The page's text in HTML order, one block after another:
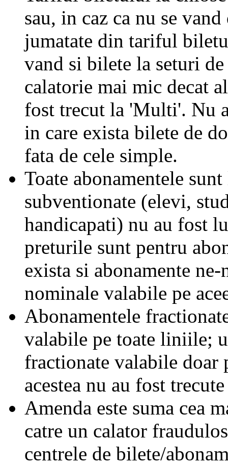
sau, in caz ca nu se
jumatate din tariful
vand si bilete la seturi
calatorie mai mic decat
fost trecut la 'Multi'. Nu
in care exista bilete de
fata de cele simple.
Toate abonamentele
subventionate (elevi,
handicapati) nu au fost
preturile sunt pentru
exista si abonamente
nominale valabile pe
Abonamentele
valabile pe toate liniile;
fractionate valabile doar
acestea nu au fost
Amenda este suma cea
catre un calator
centrele de bilete/